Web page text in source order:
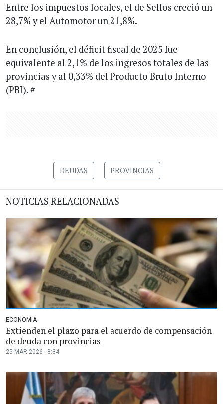
Entre los impuestos locales, el de Sellos creció un
28,7% y el Automotor un 21,8%.
En conclusión, el déficit fiscal de 2025 fue
equivalente al 2,1% de los ingresos totales de las
provincias y al 0,33% del Producto Bruto Interno
(PBI). #
DEUDAS PROVINCIAS
NOTICIAS RELACIONADAS
ECONOMÍA
Extienden el plazo para el acuerdo de compensación
de deuda con provincias
25 MAR 2026 - 8:34